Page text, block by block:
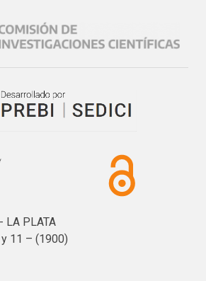
portadores de alelos inducibles
la resistencia a la Fusariosis de la
de resistencia a la FET, tanto
(Draeger y col. 2007) como
son de carácter poligénico,
Estas características dificultan
a variedades comerciales por
cuantitativos.
de mapeo genético de fuentes de
y col. 2008 y 2009)
LA PLATA
11 – (1900)